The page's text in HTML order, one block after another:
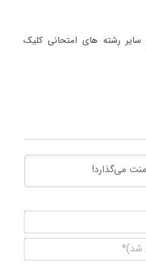
سایر رشته های امتحانی کلیک
(منتشر